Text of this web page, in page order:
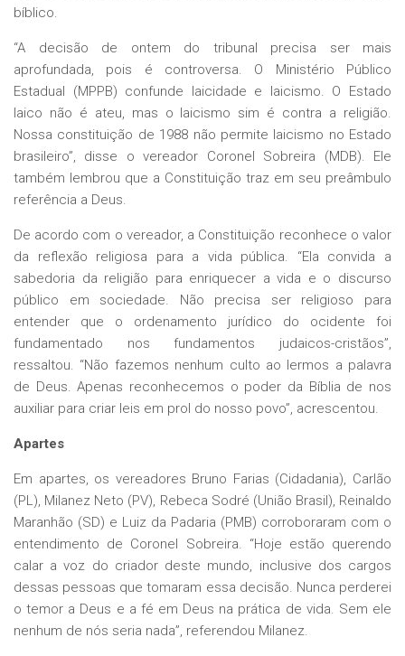
bíblico.
“A decisão de ontem do tribunal precisa ser mais
aprofundada, pois é controversa. O Ministério Público
Estadual (MPPB) confunde laicidade e laicismo. O Estado
laico não é ateu, mas o laicismo sim é contra a religião.
Nossa constituição de 1988 não permite laicismo no Estado
brasileiro”, disse o vereador Coronel Sobreira (MDB). Ele
também lembrou que a Constituição traz em seu preâmbulo
referência a Deus.
De acordo com o vereador, a Constituição reconhece o valor
da reflexão religiosa para a vida pública. “Ela convida a
sabedoria da religião para enriquecer a vida e o discurso
público em sociedade. Não precisa ser religioso para
entender que o ordenamento jurídico do ocidente foi
fundamentado nos fundamentos judaicos-cristãos”,
ressaltou. “Não fazemos nenhum culto ao lermos a palavra
de Deus. Apenas reconhecemos o poder da Bíblia de nos
auxiliar para criar leis em prol do nosso povo”, acrescentou.
Apartes
Em apartes, os vereadores Bruno Farias (Cidadania), Carlão
(PL), Milanez Neto (PV), Rebeca Sodré (União Brasil), Reinaldo
Maranhão (SD) e Luiz da Padaria (PMB) corroboraram com o
entendimento de Coronel Sobreira. “Hoje estão querendo
calar a voz do criador deste mundo, inclusive dos cargos
dessas pessoas que tomaram essa decisão. Nunca perderei
o temor a Deus e a fé em Deus na prática de vida. Sem ele
nenhum de nós seria nada”, referendou Milanez.